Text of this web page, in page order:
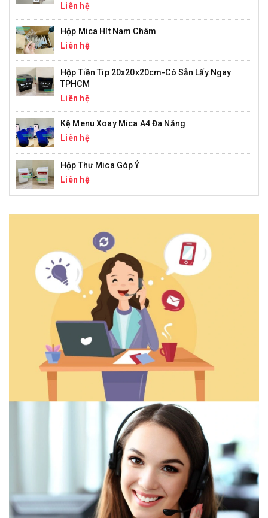
Liên hệ
Hộp Mica Hít Nam Châm
Liên hệ
Hộp Tiền Tip 20x20x20cm-Có Sẵn Lấy Ngay
TPHCM
Liên hệ
Kệ Menu Xoay Mica A4 Đa Năng
Liên hệ
Hộp Thư Mica Góp Ý
Liên hệ